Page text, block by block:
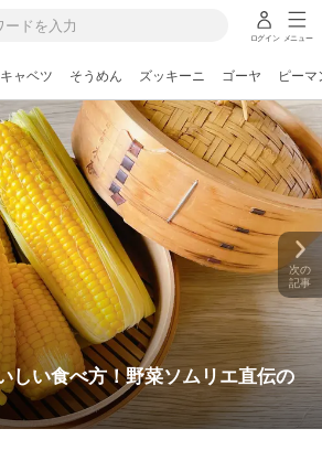
ログイン メニュー
キャベツ そうめん ズッキーニ ゴーヤ ピーマ
しい食べ方！野菜ソムリエ直伝の
次の
記事